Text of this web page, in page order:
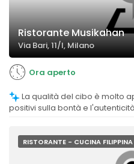
Ristorante Musikahan
Via Bari, 11/l, Milano
Ora aperto
positivi sulla bontà e
RISTORANTE - CUCINA FILIPPINA